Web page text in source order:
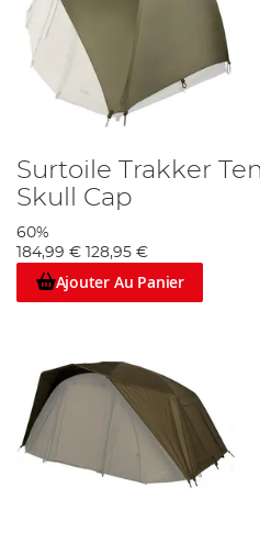
Surtoile Trakker
Skull Cap
60%
184,99 € 128,95 €
Ajouter Au Panier